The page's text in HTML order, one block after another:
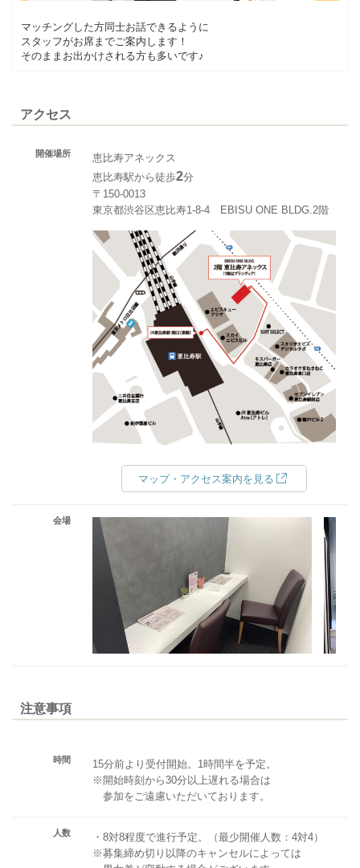
マッチングした方同士お話できるように
スタッフがお席までご案内します！
そのままお出かけされる方も多いです♪
アクセス
開催場所
恵比寿アネックス
恵比寿駅から徒歩2分
〒150-0013
東京都渋谷区恵比寿1-8-4 EBISU ONE BLDG.2階
マップ・アクセス案内を見る
会場
注意事項
時間
15分前より受付開始。1時間半を予定。
※開始時刻から30分以上遅れる場合は
参加をご遠慮いただいております。
人数
・8対8程度で進行予定。（最少開催人数：4対4）
※募集締め切り以降のキャンセルによっては